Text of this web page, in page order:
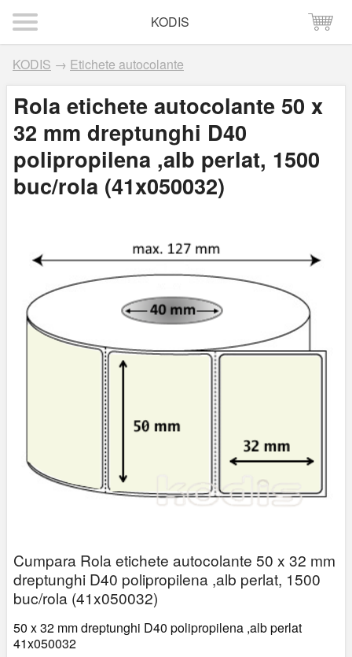
KODIS
KODIS → Etichete autocolante
Rola etichete autocolante 50 x
32 mm dreptunghi D40
polipropilena ,alb perlat, 1500
buc/rola (41x050032)
Cumpara Rola etichete autocolante 50 x 32 mm
dreptunghi D40 polipropilena ,alb perlat, 1500
buc/rola (41x050032)
50 x 32 mm dreptunghi D40 polipropilena ,alb perlat
41x050032